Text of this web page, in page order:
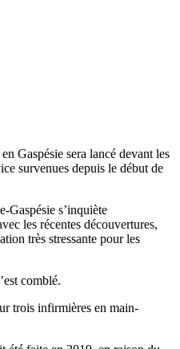
Gaspésie sera lancé devant les
survenues depuis le début de
Gaspésie s’inquiète
les récentes découvertures,
très stressante pour les
comblé.
trois infirmières en main-